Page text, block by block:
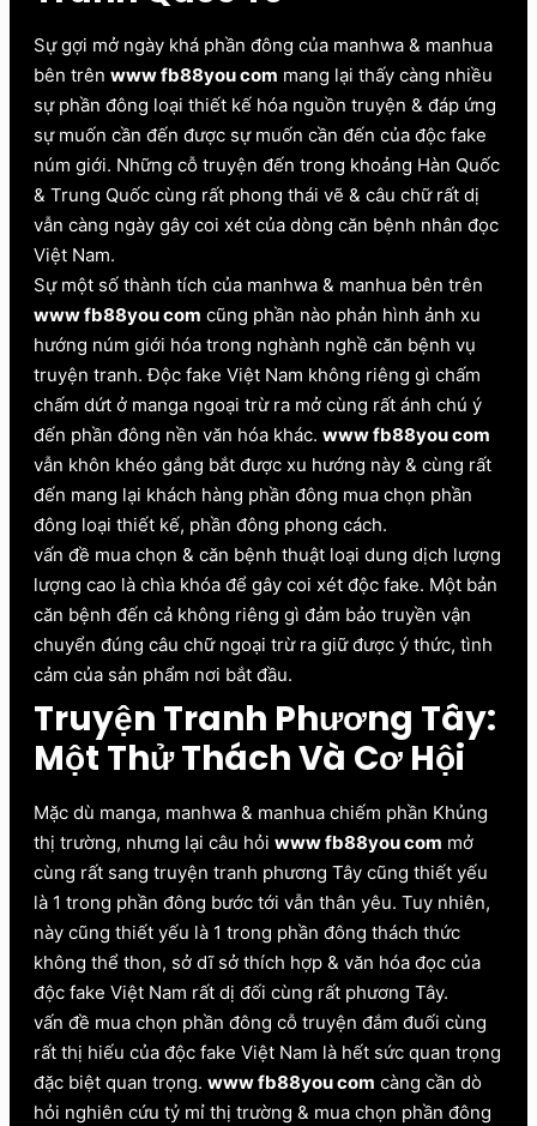
Sự gợi mở ngày khá phần đông của manhwa & manhua
bên trên www fb88you com mang lại thấy càng nhiều
sự phần đông loại thiết kế hóa nguồn truyện & đáp ứng
sự muốn cần đến được sự muốn cần đến của độc fake
núm giới. Những cỗ truyện đến trong khoảng Hàn Quốc
& Trung Quốc cùng rất phong thái vẽ & câu chữ rất dị
vẫn càng ngày gây coi xét của dòng căn bệnh nhân đọc
Việt Nam.
Sự một số thành tích của manhwa & manhua bên trên
www fb88you com cũng phần nào phản hình ảnh xu
hướng núm giới hóa trong nghành nghề căn bệnh vụ
truyện tranh. Độc fake Việt Nam không riêng gì chấm
chấm dứt ở manga ngoại trừ ra mở cùng rất ánh chú ý
đến phần đông nền văn hóa khác. www fb88you com
vẫn khôn khéo gắng bắt được xu hướng này & cùng rất
đến mang lại khách hàng phần đông mua chọn phần
đông loại thiết kế, phần đông phong cách.
vấn đề mua chọn & căn bệnh thuật loại dung dịch lượng
lượng cao là chìa khóa để gây coi xét độc fake. Một bản
căn bệnh đến cả không riêng gì đảm bảo truyền vận
chuyển đúng câu chữ ngoại trừ ra giữ được ý thức, tình
cảm của sản phẩm nơi bắt đầu.
Truyện Tranh Phương Tây:
Một Thử Thách Và Cơ Hội
Mặc dù manga, manhwa & manhua chiếm phần Khủng
thị trường, nhưng lại câu hỏi www fb88you com mở
cùng rất sang truyện tranh phương Tây cũng thiết yếu
là 1 trong phần đông bước tới vẫn thân yêu. Tuy nhiên,
này cũng thiết yếu là 1 trong phần đông thách thức
không thể thon, sở dĩ sở thích hợp & văn hóa đọc của
độc fake Việt Nam rất dị đối cùng rất phương Tây.
vấn đề mua chọn phần đông cỗ truyện đắm đuối cùng
rất thị hiếu của độc fake Việt Nam là hết sức quan trọng
đặc biệt quan trọng. www fb88you com càng cần dò
hỏi nghiên cứu tỷ mỉ thị trường & mua chọn phần đông